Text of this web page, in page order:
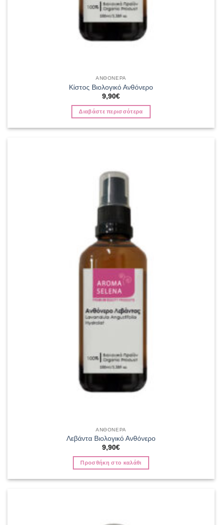
ΑΝΘΟΝΕΡΑ
Κίστος Βιολογικό Ανθόνερο
9,90€
Διαβάστε περισσότερα
ΑΝΘΟΝΕΡΑ
Λεβάντα Βιολογικό Ανθόνερο
9,90€
Προσθήκη στο καλάθι